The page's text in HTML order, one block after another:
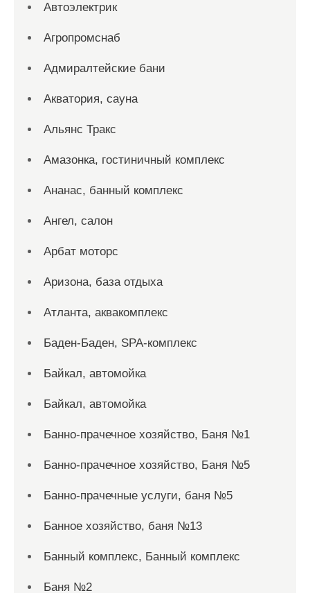
Автоэлектрик
Агропромснаб
Адмиралтейские бани
Акватория, сауна
Альянс Тракс
Амазонка, гостиничный комплекс
Ананас, банный комплекс
Ангел, салон
Арбат моторс
Аризона, база отдыха
Атланта, аквакомплекс
Баден-Баден, SPA-комплекс
Байкал, автомойка
Байкал, автомойка
Банно-прачечное хозяйство, Баня №1
Банно-прачечное хозяйство, Баня №5
Банно-прачечные услуги, баня №5
Банное хозяйство, баня №13
Банный комплекс, Банный комплекс
Баня №2